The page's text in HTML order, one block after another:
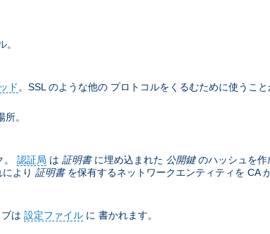
。
ド 。SSL のような他の プロトコルをくるむために使うこと
。
認証局 は 証明書に埋め込まれた 公開鍵のハッシュを作
より 証明書を保有するネットワークエンティティを CA
は 設定ファイル に 書かれます。